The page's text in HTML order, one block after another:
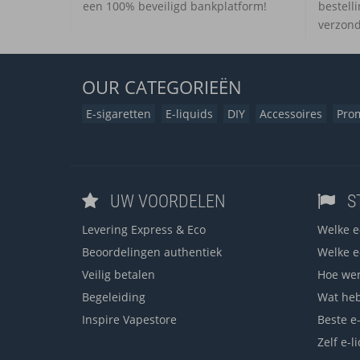
een 100% beveiligd bankplatform!
OUR CATEGORIEËN
E-sigaretten E-liquids DIY Accessoires
UW VOORDELEN
Levering Express & Eco
Beoordelingen authentiek
Veilig betalen
Begeleiding
Inspire Vapestore
Welke
Welke
Hoe
Wat
Beste
Zelf e-